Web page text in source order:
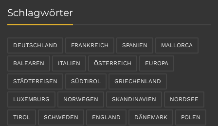
Schlagwörter
DEUTSCHLAND FRANKREICH SPANIEN MALLORCA
BALEAREN ITALIEN ÖSTERREICH EUROPA
STÄDTEREISEN SÜDTIROL GRIECHENLAND
LUXEMBURG NORWEGEN SKANDINAVIEN NORDSEE
TIROL SCHWEDEN ENGLAND DÄNEMARK POLEN